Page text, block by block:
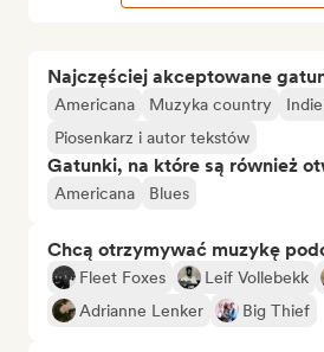
Najczęściej akceptowane
Americana Muzyka country
Piosenkarz i autor tekstów
Gatunki, na które są również
Americana Blues
Chcą otrzymywać muzykę
Fleet Foxes Leif Vollebekk
Adrianne Lenker
Big Thief